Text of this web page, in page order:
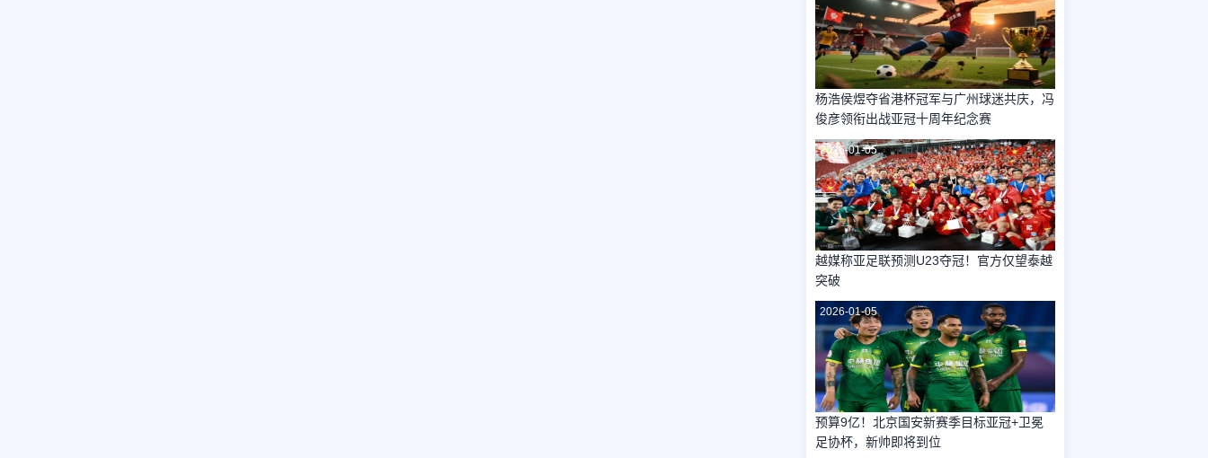
杨浩侯煜夺省港杯冠军与广州球迷共庆，冯
俊彦领衔出战亚冠十周年纪念赛
2026-01-05
越媒称亚足联预测U23夺冠！官方仅望泰越
突破
2026-01-05
预算9亿！北京国安新赛季目标亚冠+卫冕
足协杯，新帅即将到位